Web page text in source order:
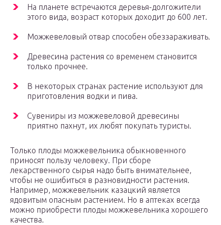
На планете встречаются деревья-долгожители
этого вида, возраст которых доходит до 600 лет.
Можжевеловый отвар способен обеззараживать.
Древесина растения со временем становится
только прочнее.
В некоторых странах растение используют для
приготовления водки и пива.
Сувениры из можжевеловой древесины
приятно пахнут, их любят покупать туристы.
Только плоды можжевельника обыкновенного
приносят пользу человеку. При сборе
лекарственного сырья надо быть внимательнее,
чтобы не ошибиться в разновидности растения.
Например, можжевельник казацкий является
ядовитым опасным растением. Но в аптеках всегда
можно приобрести плоды можжевельника хорошего
качества.